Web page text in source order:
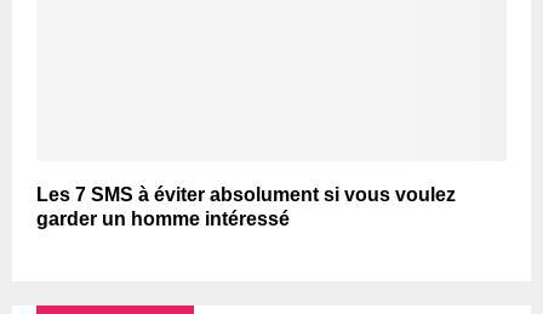
Les 7 SMS à éviter absolument si vous voulez
garder un homme intéressé